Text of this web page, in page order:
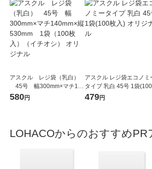
アスクル レジ袋（乳白）
45号 幅300mm×マチ140
mm×縦530mm 1袋（100
580円
アスクル レジ袋エコノミ
タイプ 乳白 45号 1袋
入) オリジナル
479円
LOHACOからのおすすめPR